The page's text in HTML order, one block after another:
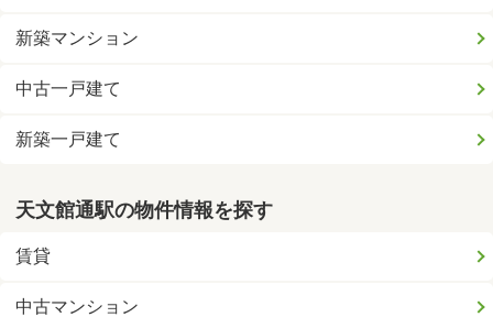
新築マンション
中古一戸建て
新築一戸建て
天文館通駅の物件情報を探す
賃貸
中古マンション